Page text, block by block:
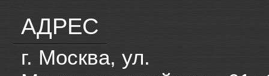
АДРЕС
г. Москва, ул.